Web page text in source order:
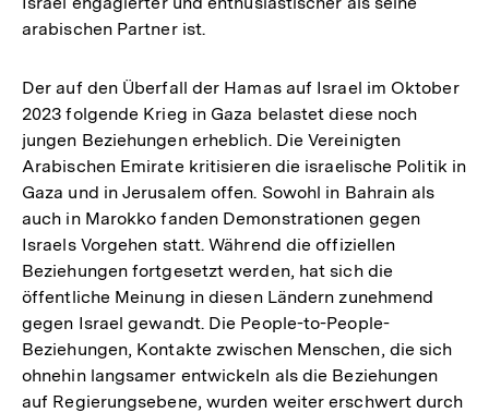
arabischen Partner ist.
Der auf den Überfall der Hamas auf Israel im Oktober
2023 folgende Krieg in Gaza belastet diese noch
jungen Beziehungen erheblich. Die Vereinigten
Arabischen Emirate kritisieren die israelische Politik in
Gaza und in Jerusalem offen. Sowohl in Bahrain als
auch in Marokko fanden Demonstrationen gegen
Israels Vorgehen statt. Während die offiziellen
Beziehungen fortgesetzt werden, hat sich die
öffentliche Meinung in diesen Ländern zunehmend
gegen Israel gewandt. Die People-to-People-
Beziehungen, Kontakte zwischen Menschen, die sich
ohnehin langsamer entwickeln als die Beziehungen
auf Regierungsebene, wurden weiter erschwert durch